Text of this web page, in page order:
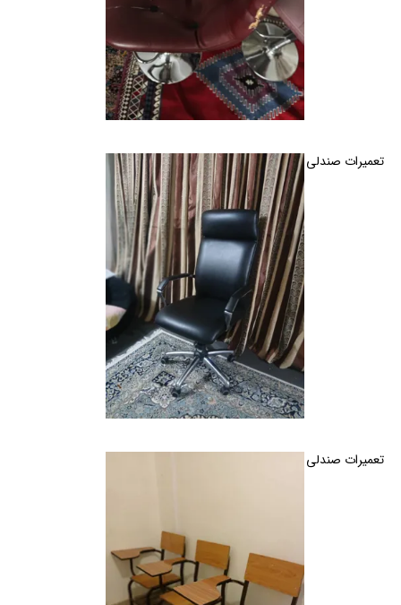
تعمیرات صندلی اداری و خانگی گردان و ثابت در کرج
تعمیرات صندلی اداری و خانگی گردان و ثابت در کرج